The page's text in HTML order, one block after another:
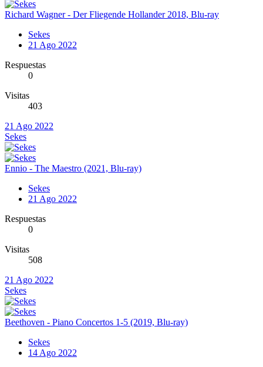
Richard Wagner - Der Fliegende Hollander 2018, Blu-ray
Sekes
21 Ago 2022
Respuestas
0
Visitas
403
21 Ago 2022
Sekes
Ennio - The Maestro (2021, Blu-ray)
Sekes
21 Ago 2022
Respuestas
0
Visitas
508
21 Ago 2022
Sekes
Beethoven - Piano Concertos 1-5 (2019, Blu-ray)
Sekes
14 Ago 2022